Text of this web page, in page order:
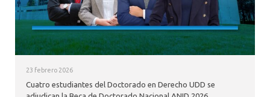
23 febrero 2026
Cuatro estudiantes del Doctorado en Derecho UDD se